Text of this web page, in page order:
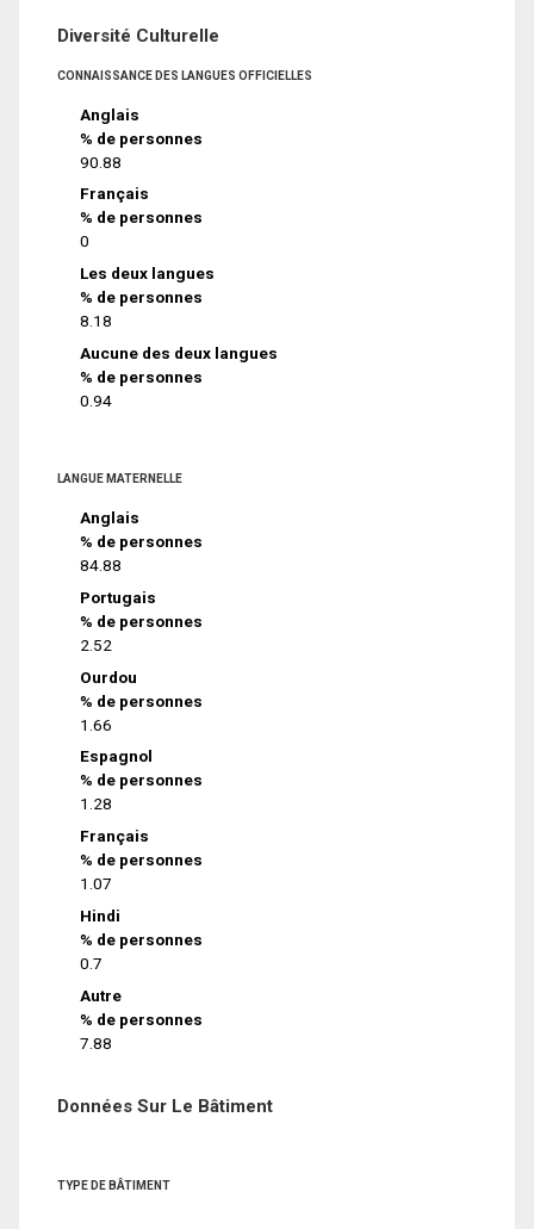
Diversité Culturelle
CONNAISSANCE DES LANGUES OFFICIELLES
Anglais
% de personnes
90.88
Français
% de personnes
0
Les deux langues
% de personnes
8.18
Aucune des deux langues
% de personnes
0.94
LANGUE MATERNELLE
Anglais
% de personnes
84.88
Portugais
% de personnes
2.52
Ourdou
% de personnes
1.66
Espagnol
% de personnes
1.28
Français
% de personnes
1.07
Hindi
% de personnes
0.7
Autre
% de personnes
7.88
Données Sur Le Bâtiment
TYPE DE BÂTIMENT